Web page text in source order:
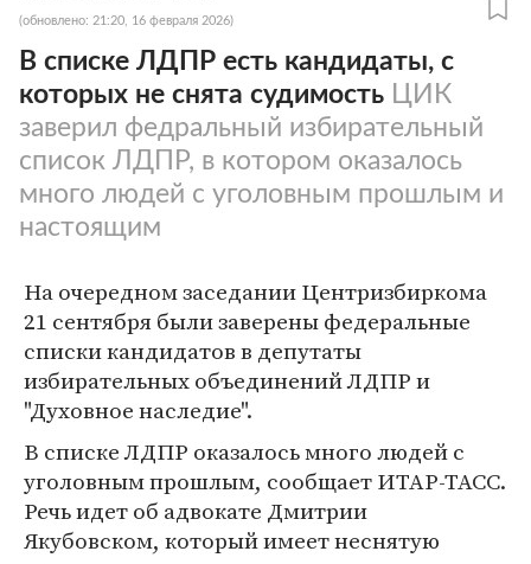
(обновлено: 21:20, 16 февраля 2026)
В списке ЛДПР есть кандидаты, с
которых не снята судимость ЦИК
заверил федральный избирательный
список ЛДПР, в котором оказалось
много людей с уголовным прошлым и
настоящим
На очередном заседании Центризбиркома
21 сентября были заверены федеральные
списки кандидатов в депутаты
избирательных объединений ЛДПР и
"Духовное наследие".
В списке ЛДПР оказалось много людей с
уголовным прошлым, сообщает ИТАР-ТАСС.
Речь идет об адвокате Дмитрии
Якубовском, который имеет неснятую